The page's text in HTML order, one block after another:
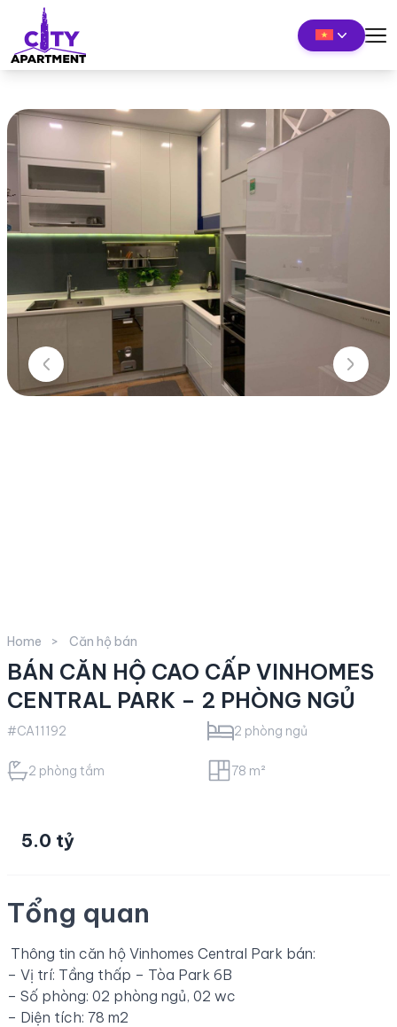
Home Căn hộ bán
BÁN CĂN HỘ CAO CẤP VINHOMES
CENTRAL PARK – 2 PHÒNG NGỦ
#CA11192 2 phòng ngủ
2 phòng tắm 78 m²
5.0 tỷ
Tổng quan
Thông tin căn hộ Vinhomes Central Park bán:
– Vị trí: Tầng thấp – Tòa Park 6B
– Số phòng: 02 phòng ngủ, 02 wc
– Diện tích: 78 m2